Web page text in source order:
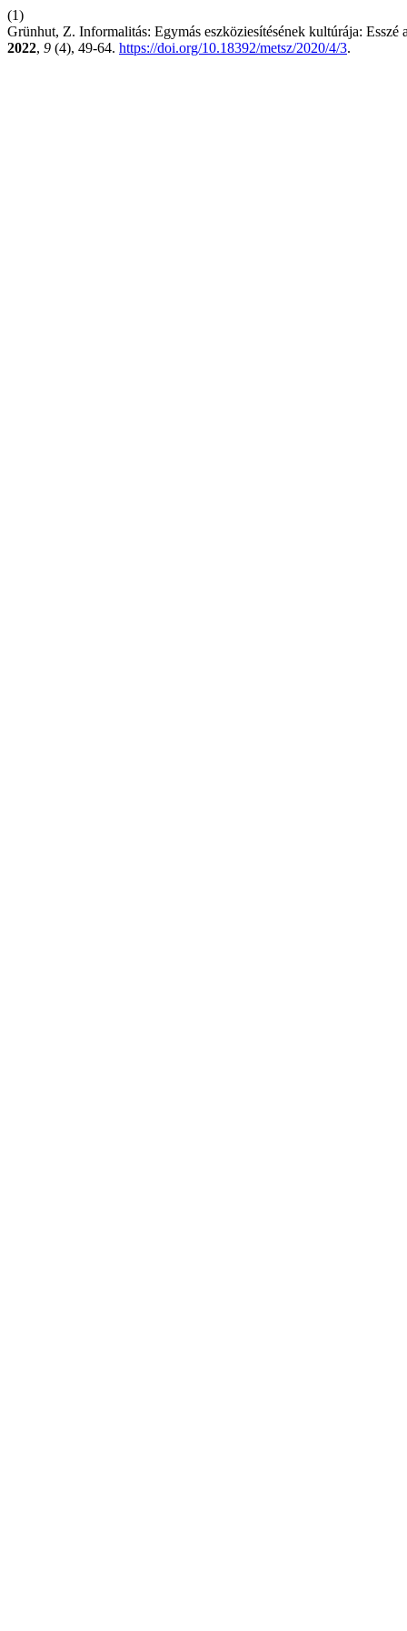
(1)
Grünhut, Z. Informalitás: Egymás eszköziesítésének kultúrája:
2022, 9 (4), 49-64. https://doi.org/10.18392/metsz/2020/4/3.